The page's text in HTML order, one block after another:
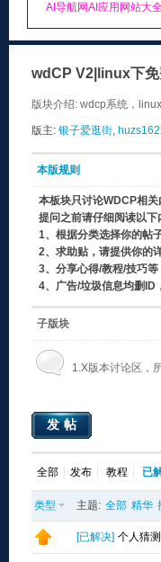
AI导航网AI应用网站大
wdCP V2|linux下免
版块介绍: wdcp系统，
版主: 银子爱逛街,
本版规则
本板块只讨论WDCP相关
提问之前请仔细阅读以下
1、根据分类选择你的帖
2、求助贴，请提供你的
3、分享心得/教程/技巧
4、广告/垃圾信息均删ID
子版块
1.X版本讨论区，
发帖
全部 发布 教程 已
类型 主题: 全部 精华
[已解决] 个人猜